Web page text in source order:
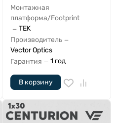
Монтажная
платформа/Footprint
— TEK
Производитель —
Vector Optics
Гарантия — 1 год
В корзину